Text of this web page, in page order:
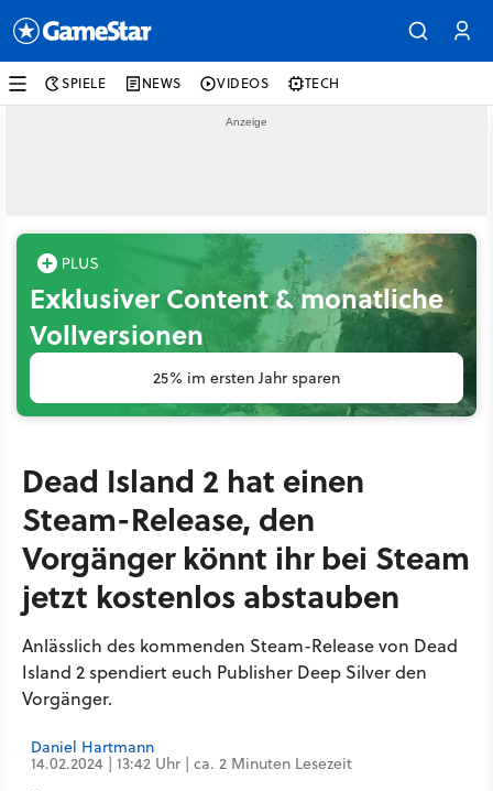
SPIELE NEWS VIDEOS TECH
Exklusiver Content & monatliche
Vollversionen
25% im ersten Jahr sparen
Dead Island 2 hat einen
Steam-Release, den
Vorgänger könnt ihr bei Steam
jetzt kostenlos abstauben
Anlässlich des kommenden Steam-Release von Dead
Island 2 spendiert euch Publisher Deep Silver den
Vorgänger.
Daniel Hartmann
14.02.2024 | 13:42 Uhr | ca. 2 Minuten Lesezeit